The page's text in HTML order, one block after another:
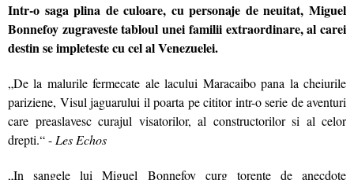
Intr-o saga plina de culoare, cu personaje de neuitat, Miguel
Bonnefoy zugraveste tabloul unei familii extraordinare, al carei
destin se impleteste cu cel al Venezuelei.
„De la malurile fermecate ale lacului Maracaibo pana la cheiurile
pariziene, Visul jaguarului il poarta pe cititor intr-o serie de aventuri
care preaslavesc curajul visatorilor, al constructorilor si al celor
drepti.“ - Les Echos
„In sangele lui Miguel Bonnefoy curg torente de anecdote